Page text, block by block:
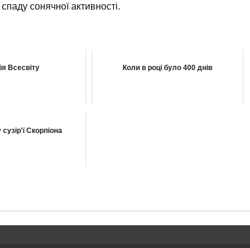
сонячної активності.
Всесвіту Коли в році було 400 днів
Скорпіона